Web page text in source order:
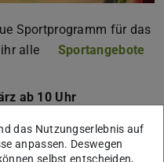
Sportprogramm für das
alle
Sportangebote
ab 10 Uhr
Semester findet ihr wie
das Nutzungserlebnis auf
anpassen. Deswegen
selbst entscheiden,